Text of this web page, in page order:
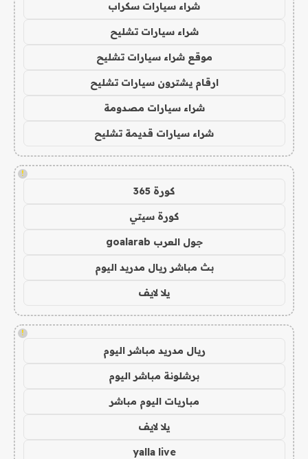
شراء سيارات سكراب
شراء سيارات تشليح
موقع شراء سيارات تشليح
ارقام يشترون سيارات تشليح
شراء سيارات مصدومة
شراء سيارات قديمة تشليح
!
كورة 365
كورة سيتي
جول العرب goalarab
بث مباشر ريال مدريد اليوم
يلا لايف
!
ريال مدريد مباشر اليوم
برشلونة مباشر اليوم
مباريات اليوم مباشر
يلا لايف
yalla live